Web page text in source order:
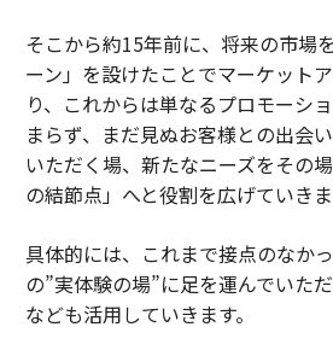
そこから約15年前に、将来の市場
ーン」を設けたことでマーケット
り、これからは単なるプロモーシ
まらず、まだ見ぬお客様との出会
いただく場、新たなニーズをその
の結節点」へと役割を広げていきま
具体的には、これまで接点のなか
の”実体験の場”に足を運んでいた
なども活用していきます。